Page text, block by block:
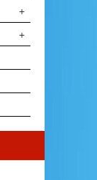
+
+